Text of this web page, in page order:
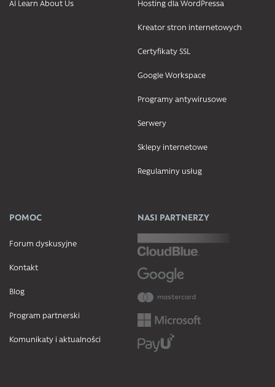
AI Learn About Us Hosting dla WordPressa
Kreator stron internetowych
Certyfikaty SSL
Google Workspace
Programy antywirusowe
Serwery
Sklepy internetowe
Regulaminy usług
POMOC
Forum dyskusyjne
Kontakt
Blog
Program partnerski
Komunikaty i aktualności
NASI PARTNERZY